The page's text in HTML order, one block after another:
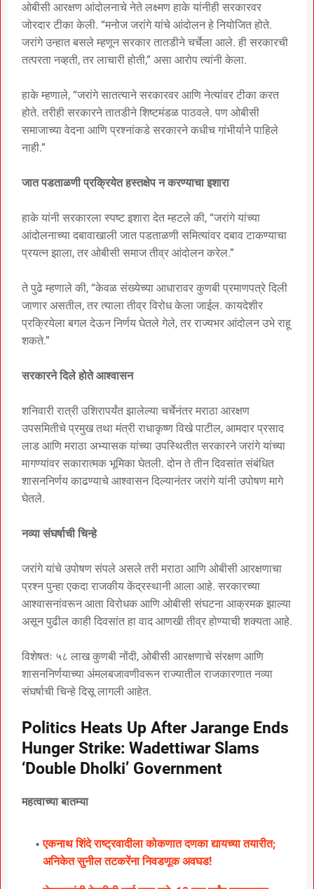
ओबीसी आरक्षण आंदोलनाचे नेते लक्ष्मण हाके यांनीही सरकारवर
जोरदार टीका केली. “मनोज जरांगे यांचे आंदोलन हे नियोजित होते.
जरांगे उन्हात बसले म्हणून सरकार तातडीने चर्चेला आले. ही सरकारची
तत्परता नव्हती, तर लाचारी होती,” असा आरोप त्यांनी केला.
हाके म्हणाले, “जरांगे सातत्याने सरकारवर आणि नेत्यांवर टीका करत
होते. तरीही सरकारने तातडीने शिष्टमंडळ पाठवले. पण ओबीसी
समाजाच्या वेदना आणि प्रश्नांकडे सरकारने कधीच गांभीर्याने पाहिले
नाही.”
जात पडताळणी प्रक्रियेत हस्तक्षेप न करण्याचा इशारा
हाके यांनी सरकारला स्पष्ट इशारा देत म्हटले की, “जरांगे यांच्या
आंदोलनाच्या दबावाखाली जात पडताळणी समित्यांवर दबाव टाकण्याचा
प्रयत्न झाला, तर ओबीसी समाज तीव्र आंदोलन करेल.”
ते पुढे म्हणाले की, “केवळ संख्येच्या आधारावर कुणबी प्रमाणपत्रे दिली
जाणार असतील, तर त्याला तीव्र विरोध केला जाईल. कायदेशीर
प्रक्रियेला बगल देऊन निर्णय घेतले गेले, तर राज्यभर आंदोलन उभे राहू
शकते.”
सरकारने दिले होते आश्वासन
शनिवारी रात्री उशिरापर्यंत झालेल्या चर्चेनंतर मराठा आरक्षण
उपसमितीचे प्रमुख तथा मंत्री राधाकृष्ण विखे पाटील, आमदार प्रसाद
लाड आणि मराठा अभ्यासक यांच्या उपस्थितीत सरकारने जरांगे यांच्या
मागण्यांवर सकारात्मक भूमिका घेतली. दोन ते तीन दिवसांत संबंधित
शासननिर्णय काढण्याचे आश्वासन दिल्यानंतर जरांगे यांनी उपोषण मागे
घेतले.
नव्या संघर्षाची चिन्हे
जरांगे यांचे उपोषण संपले असले तरी मराठा आणि ओबीसी आरक्षणाचा
प्रश्न पुन्हा एकदा राजकीय केंद्रस्थानी आला आहे. सरकारच्या
आश्वासनांवरून आता विरोधक आणि ओबीसी संघटना आक्रमक झाल्या
असून पुढील काही दिवसांत हा वाद आणखी तीव्र होण्याची शक्यता आहे.
विशेषतः ५८ लाख कुणबी नोंदी, ओबीसी आरक्षणाचे संरक्षण आणि
शासननिर्णयाच्या अंमलबजावणीवरून राज्यातील राजकारणात नव्या
संघर्षाची चिन्हे दिसू लागली आहेत.
Politics Heats Up After Jarange Ends
Hunger Strike: Wadettiwar Slams
‘Double Dholki’ Government
महत्वाच्या बातम्या
एकनाथ शिंदे राष्ट्रवादीला कोकणात दणका द्यायच्या तयारीत;
अनिकेत सुनील तटकरेंना निवडणूक अवघड!